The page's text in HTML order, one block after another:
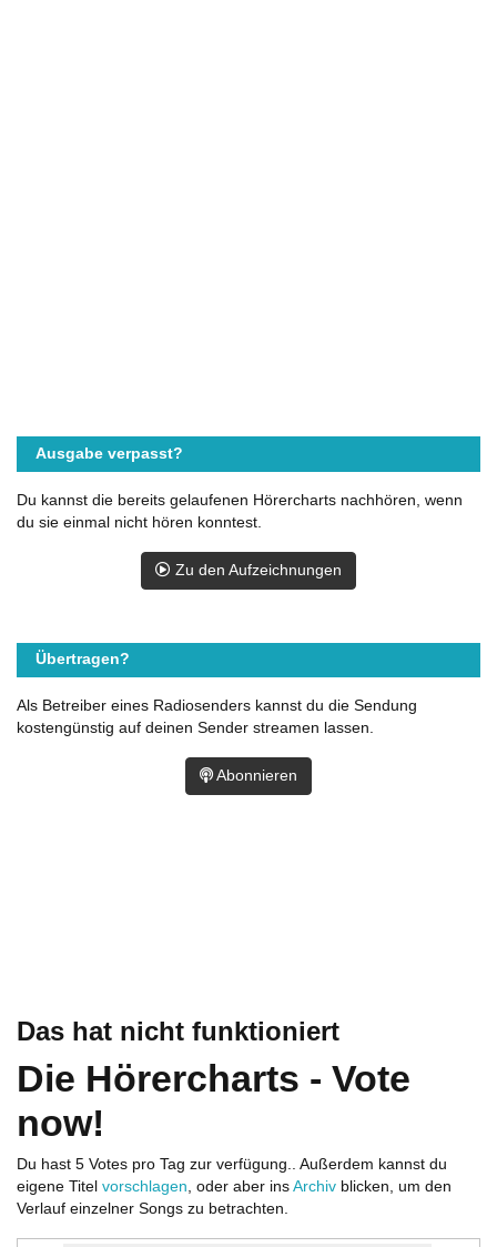
Das hat nicht funktioniert
Die Hörercharts - Vote
now!
Du hast 5 Votes pro Tag zur verfügung.. Außerdem kannst du
eigene Titel vorschlagen, oder aber ins Archiv blicken, um den
Verlauf einzelner Songs zu betrachten.
Ausgabe verpasst?
Du kannst die bereits gelaufenen Hörercharts nachhören, wenn
du sie einmal nicht hören konntest.
Zu den Aufzeichnungen
Übertragen?
Als Betreiber eines Radiosenders kannst du die Sendung
kostengünstig auf deinen Sender streamen lassen.
Abonnieren